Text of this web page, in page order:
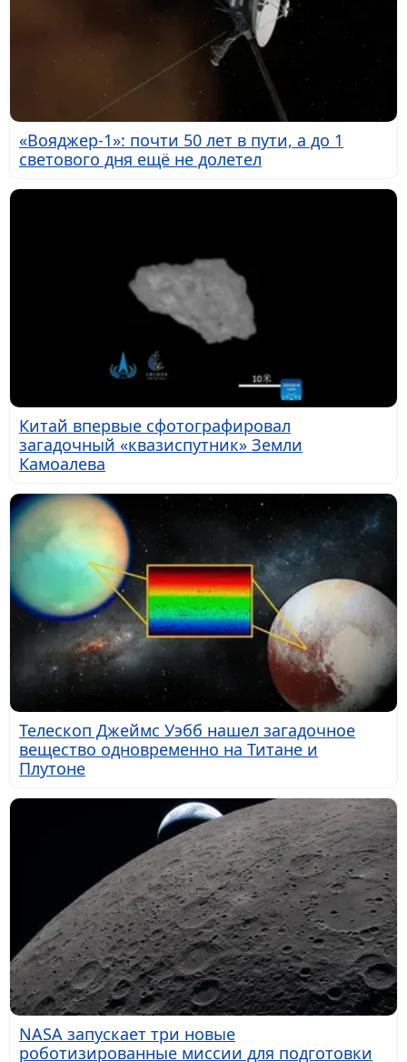
«Вояджер-1»: почти 50 лет в пути, а до 1
светового дня ещё не долетел
Китай впервые сфотографировал
загадочный «квазиспутник» Земли
Камоалева
Телескоп Джеймс Уэбб нашел загадочное
вещество одновременно на Титане и
Плутоне
NASA запускает три новые
роботизированные миссии для подготовки